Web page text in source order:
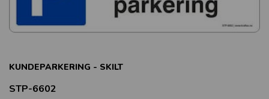
KUNDEPARKERING - SKILT
STP-6602